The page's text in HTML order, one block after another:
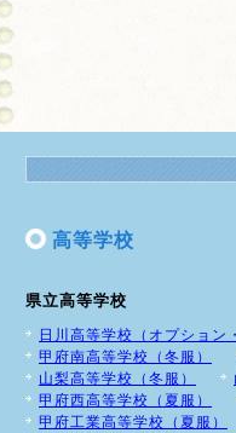
高等学校
県立高等学校
日川高等学校（オプション
甲府南高等学校（冬服）
山梨高等学校（冬服）
甲府西高等学校（夏服）
甲府工業高等学校（夏服）